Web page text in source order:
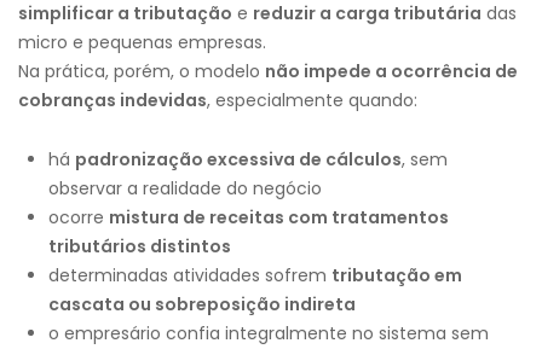
simplificar a tributação e reduzir a carga tributária das
micro e pequenas empresas.
Na prática, porém, o modelo não impede a ocorrência de
cobranças indevidas, especialmente quando:
há padronização excessiva de cálculos, sem
observar a realidade do negócio
ocorre mistura de receitas com tratamentos
tributários distintos
determinadas atividades sofrem tributação em
cascata ou sobreposição indireta
o empresário confia integralmente no sistema sem